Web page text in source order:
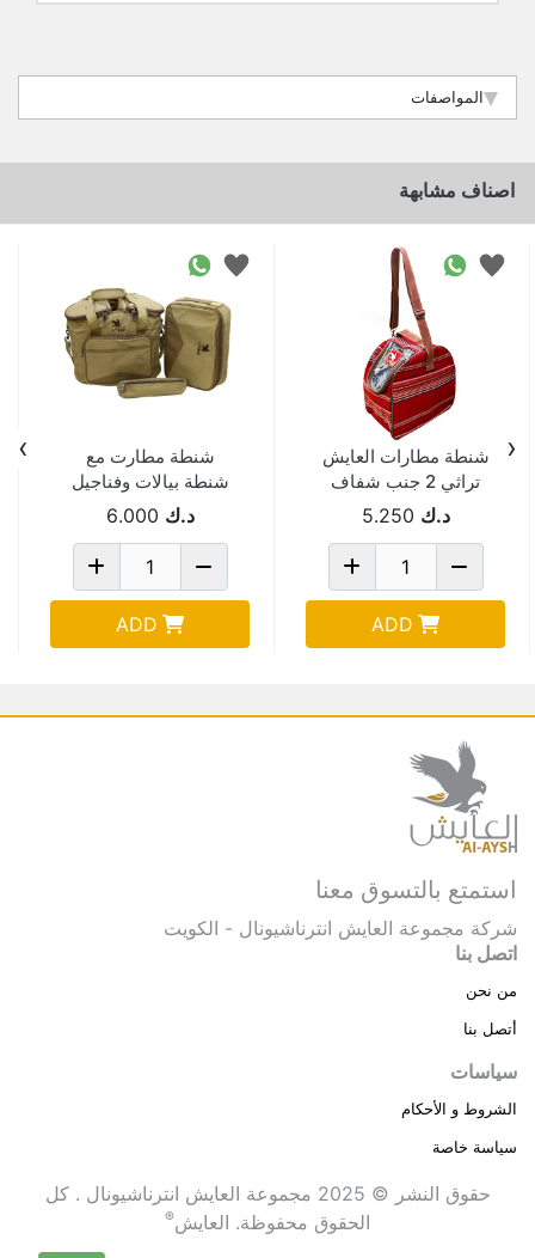
المواصفات
اصناف مشابهة
شنطة مطارات العايش
تراثي 2 جنب شفاف
احمر 10488-T
د.ك 5.250
ADD
شنطة مطارت مع
شنطة بيالات وفناجيل
ربيعي RBE3Y
-10269B-
د.ك 6.000
ADD
‹
›
استمتع بالتسوق معنا
شركة مجموعة العايش انترناشيونال - الكويت
اتصل بنا
من نحن
أتصل بنا
سياسات
الشروط و الأحكام
سياسة خاصة
حقوق النشر © 2025 مجموعة العايش انترناشيونال . كل
الحقوق محفوظة. العايش®